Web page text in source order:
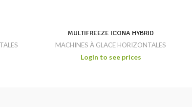
MULTIFREEZE ICONA HYBRID
MACHINES À GLACE HORIZONTALES
Login to see prices